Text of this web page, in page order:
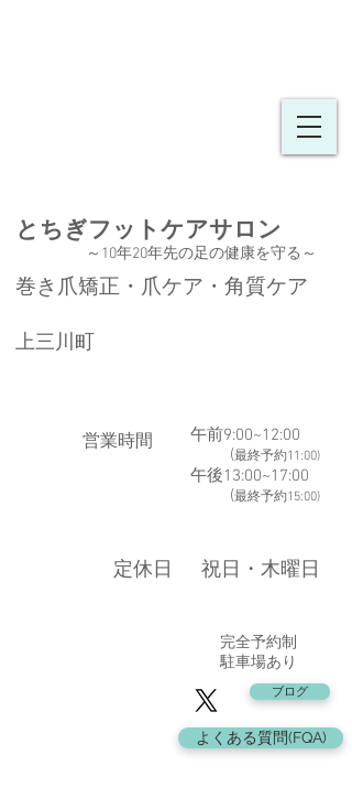
とちぎフットケア​​サロン
巻き爪矯正・爪ケア・角質ケア
上三川町
​定休日
​営業時間
​祝日・木曜日
午前9:00~12:00
(最終予約11:00)
午後13:00~17:00
​ (最終予約15:00)
～10年20年先の足の健康を守る ～
​完全予約制
駐車場あり
ブログ
よくある質問(FQA)